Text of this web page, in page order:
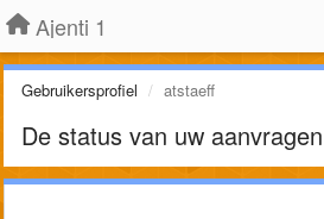
Ajenti 1
Gebruikersprofiel atstaeff
De status van uw aanvragen